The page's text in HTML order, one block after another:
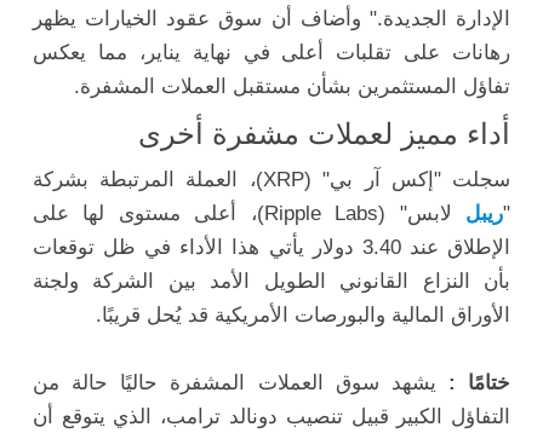
الإدارة الجديدة." وأضاف أن سوق عقود الخيارات يظهر
رهانات على تقلبات أعلى في نهاية يناير، مما يعكس
تفاؤل المستثمرين بشأن مستقبل العملات المشفرة.
أداء مميز لعملات مشفرة أخرى
سجلت "إكس آر بي" (XRP)، العملة المرتبطة بشركة
"ريبل
لابس" (Ripple Labs)، أعلى مستوى لها على
الإطلاق عند 3.40 دولار يأتي هذا الأداء في ظل توقعات
بأن النزاع القانوني الطويل الأمد بين الشركة ولجنة
الأوراق المالية والبورصات الأمريكية قد يُحل قريبًا.
ختامًا : يشهد سوق العملات المشفرة حاليًا حالة من
التفاؤل الكبير قبيل تنصيب دونالد ترامب، الذي يتوقع أن